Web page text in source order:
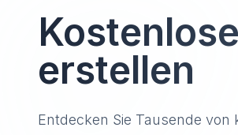
erstellen
Entdecken Sie Tausende von